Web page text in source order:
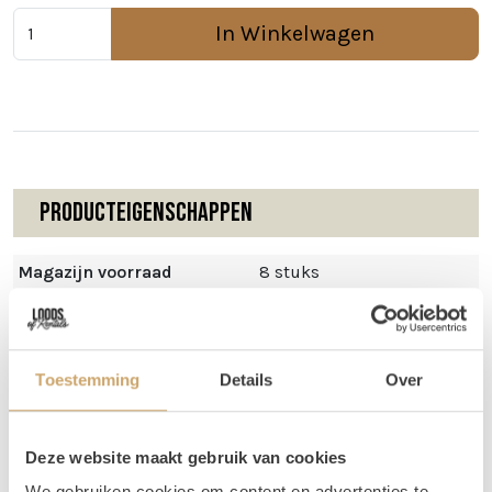
Toestemming Details Over
Deze website maakt gebruik van cookies
In Winkelwagen
Producteigenschappen
Magazijn voorraad 8 stuks
Omschrijving
Gezellige ronde oud roze kussentjes, diameter van
ongeveer 45 cm.